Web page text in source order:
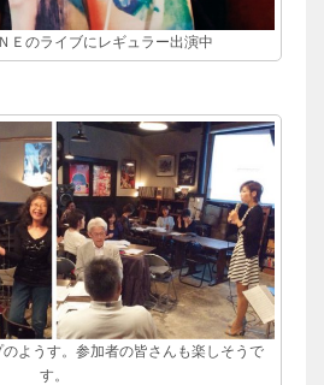
Ｅのライブにレギュラー出演中
ようす。参加者の皆さんも楽しそうで
す。